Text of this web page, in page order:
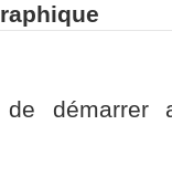
démarrer